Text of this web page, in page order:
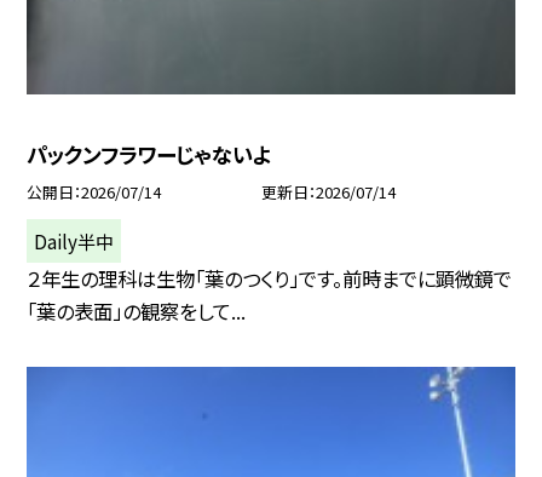
パックンフラワーじゃないよ
公開日 2026/07/14 更新日 2026/07/14
Daily半中
２年生の理科は生物「葉のつくり」です。前時までに顕微鏡で
「葉の表面」の観察をして...